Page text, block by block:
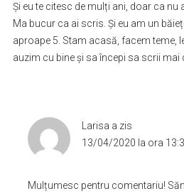
Și eu te citesc de mulți ani, doar ca
Ma bucur ca ai scris. Și eu am un
aproape 5. Stam acasă, facem teme,
auzim cu bine și sa începi sa scrii mai
Larisa a zis
13/04/2020 la ora
Mulțumesc pentru comentariu!